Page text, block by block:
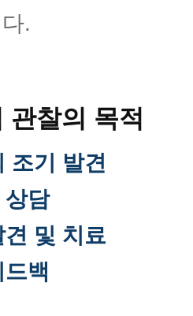
군클리닉
전진단클리닉
리닉
.
관찰의 목적
조기 발견
상담
및 치료
백